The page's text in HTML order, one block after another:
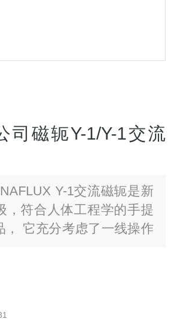
司磁轭Y-1/Y-1交流
Y-1交流磁轭是新
，符合人体工程学的手提
， 它充分考虑了一线操作
劳。